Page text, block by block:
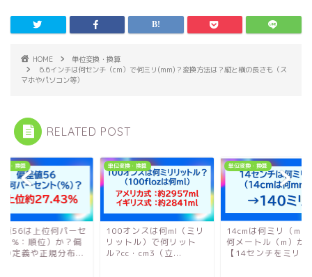
HOME
単位変換・換算
6.6インチは何センチ（cm）で何ミリ(mm)？変換方法は？縦と横の長さも（ス
マホやパソコン等）
RELATED POST
換・換算
値56は上位何パーセ
（%：順位）か？偏
の定義や正規分布...
単位変換・換算
100オンスは何ml（ミリ
リットル）で何リット
ル?cc・cm3（立...
単位変換・換算
14cmは何ミリ（mm
何メートル（m）か
【14センチをミリ